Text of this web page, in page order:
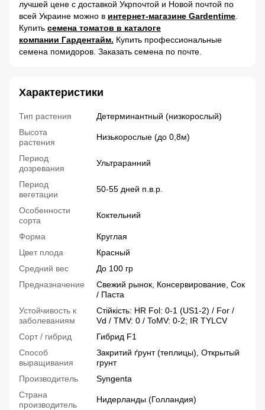
лучшей цене с доставкой Укрпочтой и Новой почтой по
всей Украине можно в интернет-магазине Gardentime
Купить семена томатов в каталоге
компании Гардентайм. Купить профессиональные
семена помидоров. Заказать семена по почте.
Характеристики
Тип растения
Детерминантный (низкорослый)
Высота
растения
Низькорослые (до 0,8м)
Период
дозревания
Ультраранний
Период
вегетации
50-55 дней п.в.р.
Особенности
сорта
Коктельний
Форма
Круглая
Цвет плода
Красный
Средний вес
До 100 гр
Предназначение
Свежий рынок, Консервирование, Сок
/ Паста
Устойчивость к
заболеваниям
Стійкість: HR Fol: 0-1 (US1-2) / For /
Vd / TMV: 0 / ToMV: 0-2; IR TYLCV
Сорт / гибрид
Гибрид F1
Способ
выращивания
Закритий ґрунт (теплицы), Открытый
грунт
Производитель
Syngenta
Страна
производитель
Нидерланды (Голландия)